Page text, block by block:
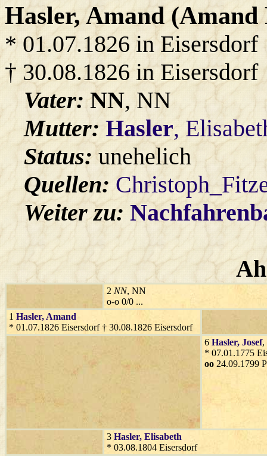
Hasler, Amand (Amand
* 01.07.1826 in Eisersdorf
† 30.08.1826 in Eisersdorf
Vater:NN, NN
Mutter: Hasler,
Status:unehelich
Quellen:
Weiter zu:
2 NN, NN
o-o 0/0 ...
1 Hasler, Amand
* 01.07.1826 Eisersdorf † 30.08.1826 Eisersdorf
6 Hasler, Josef,
* 07.01.1775
oo 24.09.1799
3 Hasler, Elisabeth
* 03.08.1804 Eisersdorf